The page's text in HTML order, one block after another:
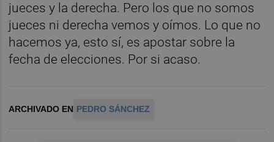
jueces y la derecha. Pero los que no somos
jueces ni derecha vemos y oímos. Lo que no
hacemos ya, esto sí, es apostar sobre la
fecha de elecciones. Por si acaso.
ARCHIVADO EN PEDRO SÁNCHEZ